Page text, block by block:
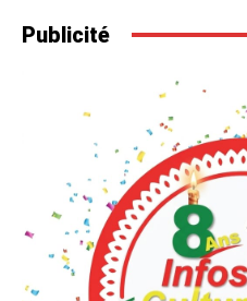
Publicité